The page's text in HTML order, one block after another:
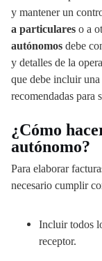
y mantener un
a particulares o a
autónomos debe
y detalles de la
que debe incluir
recomendadas para
¿Cómo
autónomo?
Para elaborar
necesario cumplir
Incluir todos
receptor.